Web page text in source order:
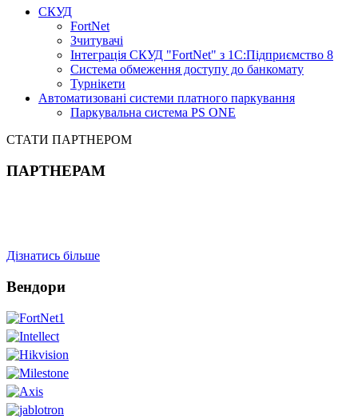
СКУД
FortNet
Зчитувачі
Інтеграція СКУД "FortNet" з 1С:Підприємство 8
Система обмеження доступу до банкомату
Турнікети
Автоматизовані системи платного паркування
Паркувальна система PS ONE
СТАТИ ПАРТНЕРОМ
ПАРТНЕРАМ
Дізнатись більше
Вендори